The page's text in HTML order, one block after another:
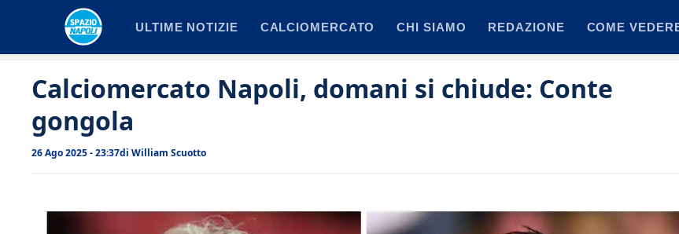
ULTIME NOTIZIE CALCIOMERCATO CHI SIAMO REDAZIONE COME
Calciomercato Napoli, domani si chiude: Conte
gongola
26 Ago 2025 - 23:37di William Scuotto